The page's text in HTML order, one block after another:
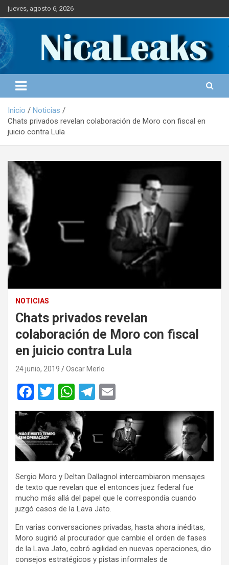
a
l
t
a
r
a
n
jueves, agosto 6, 2026
NICALEAKS
Portal de Noticias
Inicio
Noticias
Chats privados revelan colaboración de Moro con fiscal en
juicio contra Lula
NOTICIAS
Chats privados revelan
colaboración de Moro con fiscal
en juicio contra Lula
24 junio, 2019 Oscar Merlo
F
a
ce
b
o
o
k
T
wi
tt
er
W
h
at
s
A
p
p
T
el
gr
a
m
m
ail
Sergio Moro y Deltan Dallagnol intercambiaron mensajes
de texto que revelan que el entonces juez federal fue
mucho más allá del papel que le correspondía cuando
juzgó casos de la Lava Jato.
En varias conversaciones privadas, hasta ahora inéditas,
Moro sugirió al procurador que cambie el orden de fases
de la Lava Jato, cobró agilidad en nuevas operaciones, dio
consejos estratégicos y pistas informales de